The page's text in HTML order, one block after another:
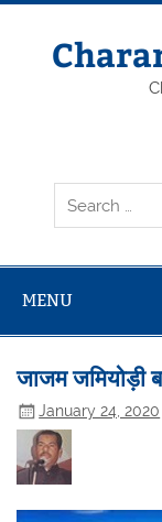
Skip
MENU
जाजम जमियोड़ी
January 24, 2020